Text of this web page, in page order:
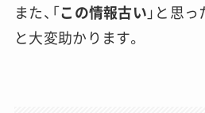
また、「この情報古い」と思
と大変助かります。